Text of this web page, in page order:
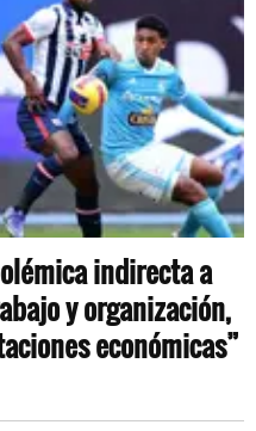
indirecta a
y organización,
económicas”